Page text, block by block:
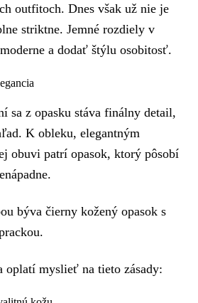
outfitoch. Dnes však už nie je
striktne. Jemné rozdiely v
a dodať štýlu osobitosť.
sa z opasku stáva finálny detail,
K obleku, elegantným
obuvi patrí opasok, ktorý pôsobí
býva čierny kožený opasok s
oplatí myslieť na tieto zásady: